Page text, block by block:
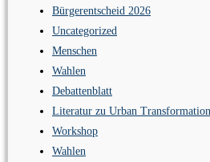
Bürgerentscheid 2026
Uncategorized
Menschen
Wahlen
Debattenblatt
Literatur zu Urban
Workshop
Wahlen